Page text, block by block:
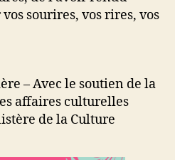
sourires, vos rires, vos
– Avec le soutien de la
affaires culturelles
de la Culture